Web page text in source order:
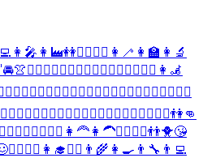
👩‍🎤 👩‍🏭👭🚶‍♀️ 🧎‍♀️ 👩‍🦯 👩‍🏫 👩‍🔬
🚘👚 🙍‍♀️ 🙎‍♀️ 🧍‍♀️ 🧗‍♀️ 🏌️‍♀️ 🏊‍♀️ 🤼‍♀️ 🤹‍♀️ 👩‍🦼
🙇‍♀️ 🤷‍♀️ 🧚‍♀️ 🧛‍♀️ 🚶‍♂️ 🧎‍♂️ 🏃‍♀️ 🏄‍♀️ 🚴‍♀️ 🤸‍♀️ 👩‍⚕️
🦹‍♀️ 🧙‍♀️ 🧝‍♀️ 🧞‍♀️ 🧍‍♂️ 🧗‍♂️ 🏌️‍♂️ 🏊‍♂️ 🤼‍♂️ 🤹‍♂️👫 👊
🤾‍♂️ 🧖‍♀️ 🤽‍♂️ 🧘‍♀️ 👩‍🦰 👩‍🦱👱‍♀️ 🧔‍♀️👬🐥😘
🙇‍♂️ 🤷‍♂️ 👩‍🎓 👩‍⚖️ 👨‍🌾 👩‍🍳 👨‍🔧 👨‍💻